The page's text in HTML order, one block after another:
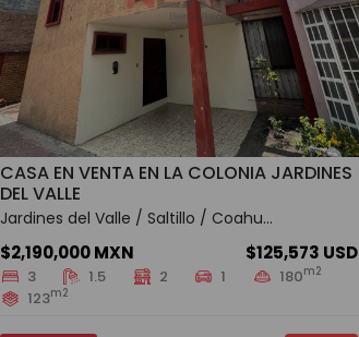
CASA EN VENTA EN LA COLONIA JARDINES
DEL VALLE
Jardines del Valle / Saltillo / Coahu...
$2,190,000 MXN $125,573 USD
3 1.5 2 1 180m2
123m2